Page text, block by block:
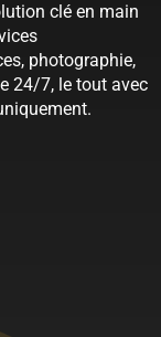
clé en main
photographie,
24/7, le tout avec